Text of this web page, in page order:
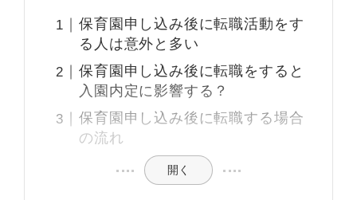
保育園申し込み後に転職活動をす
る人は意外と多い
保育園申し込み後に転職をすると
入園内定に影響する？
保育園申し込み後に転職する場合
の流れ
開く